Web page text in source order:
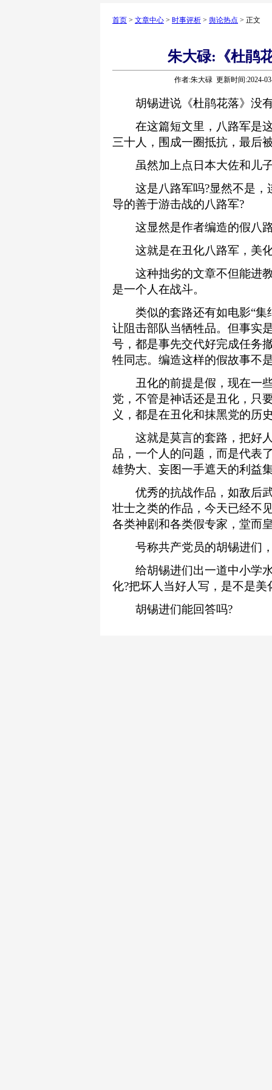
首页 > 文章中心 > 时事评析 > 舆论热点 > 正文
朱大碌:《杜鹃
作者:朱大碌 更新时间:2024-
胡锡进说《杜鹃花落》没有
在这篇短文里，八路军是这
三十人，围成一圈抵抗，最后
虽然加上点日本大佐和儿子
这是八路军吗?显然不是，
导的善于游击战的八路军?
这显然是作者编造的假八路
这就是在丑化八路军，美
这种拙劣的文章不但能进教
是一个人在战斗。
类似的套路还有如电影“集
让阻击部队当牺牲品。但事实
号，都是事先交代好完成任务
牲同志。编造这样的假故事不
丑化的前提是假，现在一些
党，不管是神话还是丑化，只
义，都是在丑化和抹黑党的历
这就是莫言的套路，把好人
品，一个人的问题，而是代表
雄势大、妄图一手遮天的利益
优秀的抗战作品，如敌后武
壮士之类的作品，今天已经不
各类神剧和各类假专家，堂而
号称共产党员的胡锡进们，
给胡锡进们出一道中小学水
化?把坏人当好人写，是不是美
胡锡进们能回答吗?